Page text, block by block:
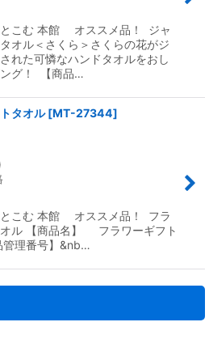
とこむ 本館 オススメ品！ ジャ
オル＜さくら＞さくらの花がジ
れた可憐なハンドタオルをおし
グ！ 【商品…
タオル [MT-27344]
とこむ 本館 オススメ品！ フラ
オル 【商品名】 フラワーギフト
管理番号】&nb…